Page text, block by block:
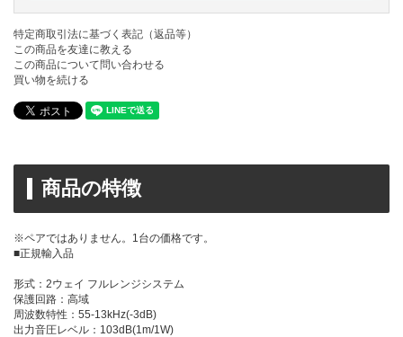
特定商取引法に基づく表記（返品等）
この商品を友達に教える
この商品について問い合わせる
買い物を続ける
商品の特徴
※ペアではありません。1台の価格です。
■正規輸入品
形式：2ウェイ フルレンジシステム
保護回路：高域
周波数特性：55-13kHz(-3dB)
出力音圧レベル：103dB(1m/1W)